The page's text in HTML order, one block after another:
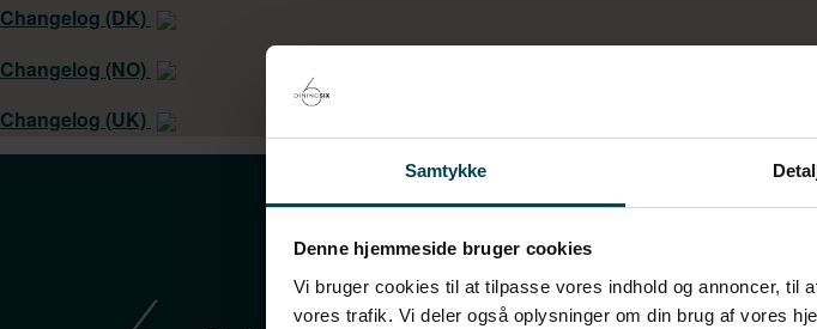
Samtykke
Denne hjemmeside bruger cookies
Vi bruger cookies til at tilpasse vores indhold og annoncer, til
vores trafik. Vi deler også oplysninger om din brug af vores
Changelog (DK)
Changelog (NO)
Changelog (UK)